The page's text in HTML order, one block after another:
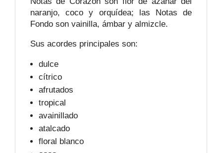
naranjo, coco y orquídea; las Notas de
Fondo son vainilla, ámbar y almizcle.
Sus acordes principales son:
dulce
cítrico
afrutados
tropical
avainillado
atalcado
floral blanco